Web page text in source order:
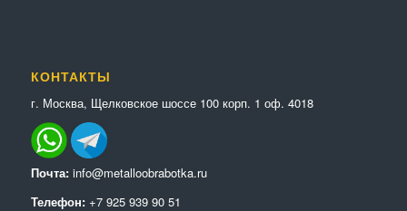
КОНТАКТЫ
г. Москва, Щелковское шоссе 100 корп. 1 оф. 4018
Почта: info@metalloobrabotka.ru
Телефон: +7 925 939 90 51